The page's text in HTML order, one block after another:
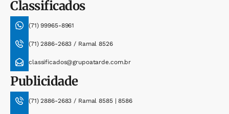
Classificados
(71) 99965-8961
(71) 2886-2683 / Ramal 8526
classificados@grupoatarde.com.br
Publicidade
(71) 2886-2683 / Ramal 8585 | 8586